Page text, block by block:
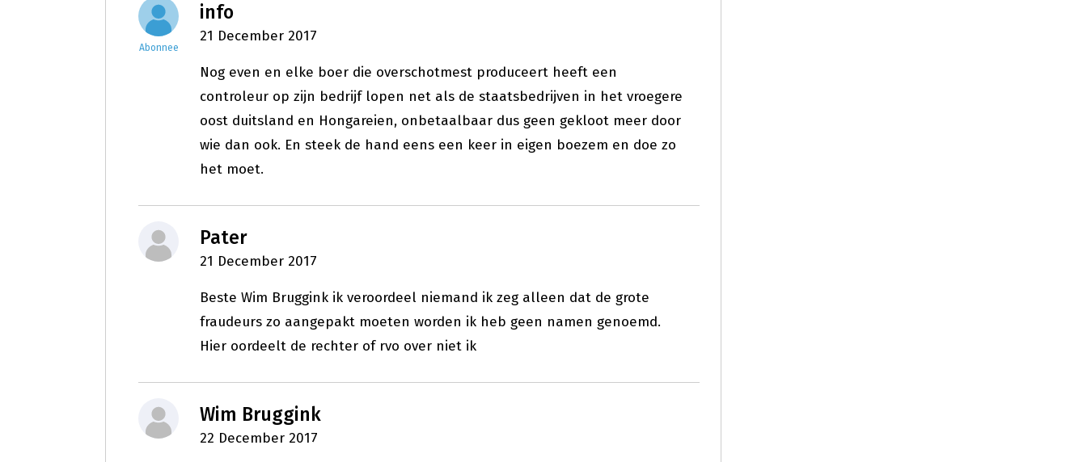
Abonnee
info
21 December 2017
Nog even en elke boer die overschotmest produceert heeft een
controleur op zijn bedrijf lopen net als de staatsbedrijven in het vroegere
oost duitsland en Hongareien, onbetaalbaar dus geen gekloot meer door
wie dan ook. En steek de hand eens een keer in eigen boezem en doe zo
het moet.
Pater
21 December 2017
Beste Wim Bruggink ik veroordeel niemand ik zeg alleen dat de grote
fraudeurs zo aangepakt moeten worden ik heb geen namen genoemd.
Hier oordeelt de rechter of rvo over niet ik
Wim Bruggink
22 December 2017